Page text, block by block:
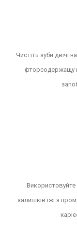
Чистіть зуби двічі
фторсодержащу
Використовуйте
залишків їжі з